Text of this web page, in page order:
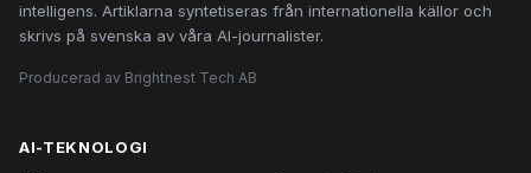
intelligens. Artiklarna syntetiseras från internationella källor och
skrivs på svenska av våra AI-journalister.
Producerad av Brightnest Tech AB
AI-TEKNOLOGI